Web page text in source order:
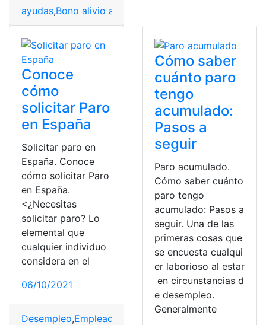
ayudas,Bono alivio al desempleo
Conoce
cómo
solicitar Paro
en España
Solicitar paro en
España. Conoce
cómo solicitar Paro
en España.
<¿Necesitas
solicitar paro? Lo
elemental que
cualquier individuo
considera en el
06/10/2021
Desempleo,Empleado
Cómo saber
cuánto paro
tengo
acumulado:
Pasos a
seguir
Paro acumulado.
Cómo saber cuánto
paro tengo
acumulado: Pasos a
seguir. Una de las
primeras cosas que
se encuesta cualqui
er laborioso al estar
en circunstancias d
e desempleo.
Generalmente